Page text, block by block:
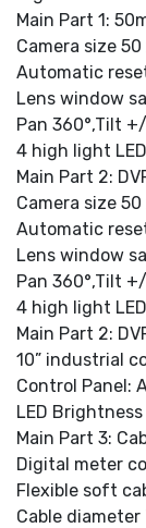
Main Part 1:
Camera size 50
Automatic
Lens window
Pan 360°,Tilt
4 high light
Main Part 2:
Camera size 50
Automatic
Lens window
Pan 360°,Tilt
4 high light
Main Part 2:
10” industrial
Control Panel:
LED Brightness
Main Part 3:
Digital meter
Flexible soft
Cable diameter